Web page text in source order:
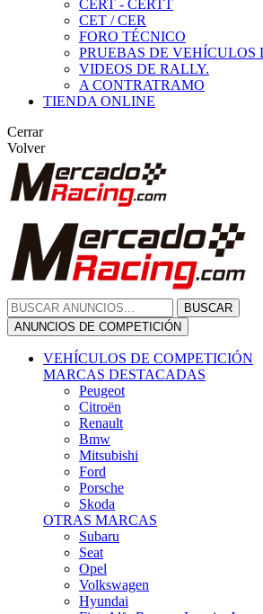
CERT - CERTT
CET / CER
FORO TÉCNICO
PRUEBAS DE VEHÍCULOS
VIDEOS DE RALLY.
A CONTRATRAMO
TIENDA ONLINE
Cerrar
Volver
BUSCAR
ANUNCIOS DE COMPETICIÓN
VEHÍCULOS DE COMPETICIÓN
MARCAS DESTACADAS
Peugeot
Citroën
Renault
Bmw
Mitsubishi
Ford
Porsche
Skoda
OTRAS MARCAS
Subaru
Seat
Opel
Volkswagen
Hyundai